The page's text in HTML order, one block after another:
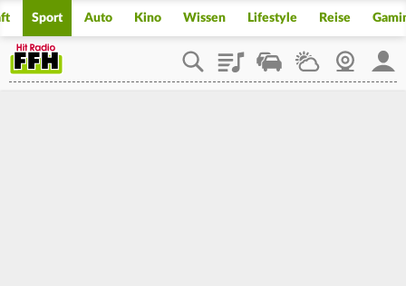
Sport Auto Kino Wissen Lifestyle Reise
PlaylistStaupilotWetterWebcam